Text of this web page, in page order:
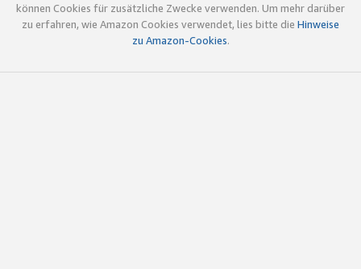
können Cookies für zusätzliche Zwecke verwenden. Um mehr darüber
zu erfahren, wie Amazon Cookies verwendet, lies bitte die Hinweise
zu Amazon-Cookies.